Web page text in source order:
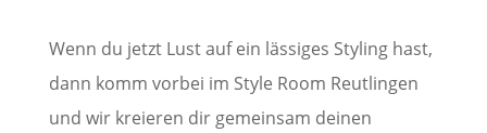
Wenn du jetzt Lust auf ein lässiges Styling hast,
dann komm vorbei im Style Room Reutlingen
und wir kreieren dir gemeinsam deinen